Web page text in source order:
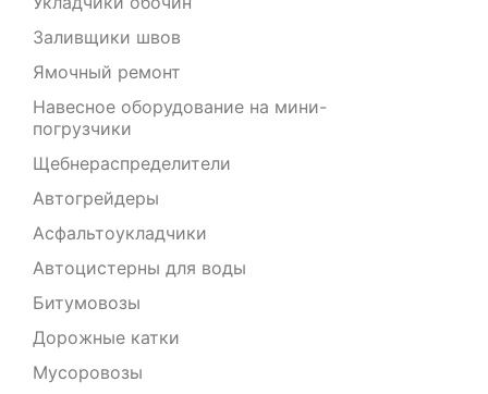
Заливщики швов
Ямочный ремонт
Навесное оборудование на мини-
погрузчики
Щебнераспределители
Автогрейдеры
Асфальтоукладчики
Автоцистерны для воды
Битумовозы
Дорожные катки
Мусоровозы